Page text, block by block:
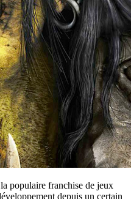
populaire franchise de jeux
depuis un certain